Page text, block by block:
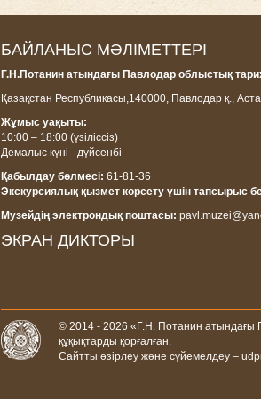
БАЙЛАНЫС МӘЛІМЕТТЕРІ
Г.Н.Потанин атындағы Павлодар облыстық
Қазақстан Республикасы,140000, Павлодар қ.,
Жұмыс уақыты:
10:00 – 18:00 (үзіліссіз)
Демалыс күні - дүйсенбі
Қабылдау бөлмесі: 61-81-36
Экскурсиялық қызмет көрсету үшін тапсырыс
Музейдің электрондық поштасы:
ЭКРАН ДИКТОРЫ
© 2014 - 2026 «Г.Н. Потанин атындағы
құқықтарды қорғалған.
Сайтты әзірлеу және сүйемелдеу –